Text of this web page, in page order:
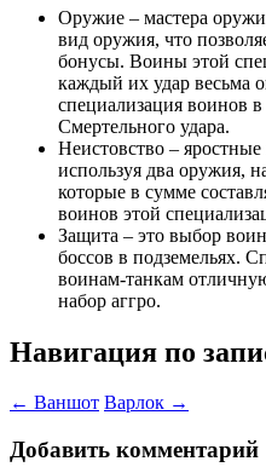
Оружие – мастера
вид оружия, что
бонусы. Воины этой
каждый их удар весьма
специализация воинов
Смертельного удара.
Неистовство –
используя два оружия,
которые в сумме
воинов этой
Защита – это выбор
боссов в подземельях.
воинам-танкам
набор аггро.
Навигация по
← Ваншот Варлок →
Добавить комментарий